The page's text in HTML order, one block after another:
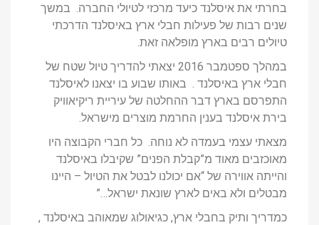
בחרתי את איסלנד כיעד מרכזי לטיולי החברה. במשך
שנים רבות של פעילות חבלי ארץ באיסלנד הדרכתי
טיולים רבים בארץ מופלאה זאת.
במהלך ספטמבר 2016 יצאתי להדריך טיול שטח של
חבלי ארץ באיסלנד . באותו שבוע בו יצאנו לאיסלנד
התפרסם בארץ דבר ההחלטה של עיריית ריקיאוויק
בירת איסלנד בענין החרמת מוצרים מישראל.
מצאתי עצמי בעמדה לא נוחה. כל חברי הקבוצה היו
מאוכזבים מאוד מ”קבלת הפנים” שקיבלו באיסלנד
והייתה אווירה של “אם יכולנו לבטל את הטיול – היינו
מבטלים ולא באים לארץ שונאת ישראל…”
כמדריך ותיק בחבלי ארץ, כגיאולוג שמאוהב באיסלנד ,